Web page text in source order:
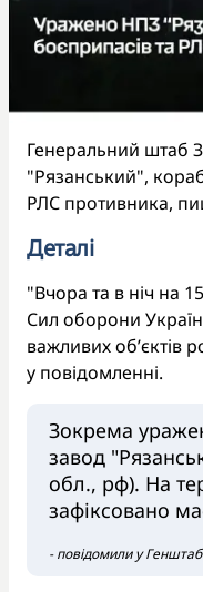
Генеральний штаб
"Рязанський",
РЛС противника,
Деталі
"Вчора та в ніч на
Сил оборони
важливих об’єктів
у повідомленні.
Зокрема
завод
обл., рф). На
зафіксовано
- повідомили у